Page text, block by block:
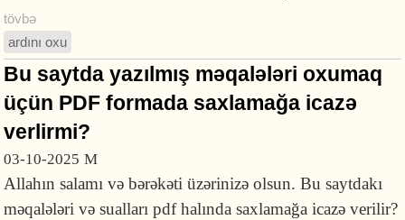
tövbə
ardını oxu
Bu saytda yazılmış məqalələri oxumaq
üçün PDF formada saxlamağa icazə
verlirmi?
03-10-2025 M
Allahın salamı və bərəkəti üzərinizə olsun. Bu saytdakı
məqalələri və sualları pdf halında saxlamağa icazə verilir?